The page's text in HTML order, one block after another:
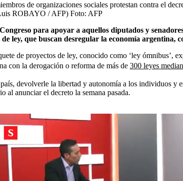
de organizaciones sociales protestan contra el
ROBAYO / AFP) Foto: AFP
para apoyar a aquellos diputados y
ley, que buscan desregular la economía
de proyectos de ley, conocido como ‘ley
con la derogación o reforma de más de 300 leyes
devolverle la libertad y autonomía a los individuos y
al anunciar el decreto la semana pasada.